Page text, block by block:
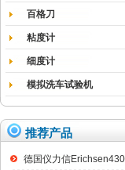
百格刀
粘度计
细度计
模拟洗车试验机
推荐产品